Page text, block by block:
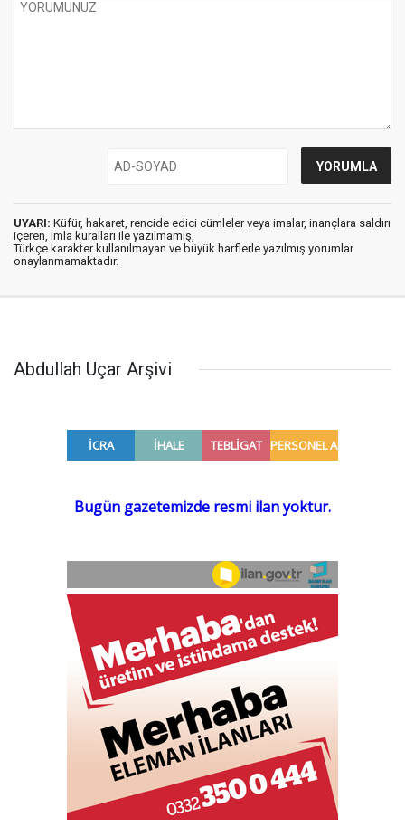
UYARI: Küfür, hakaret, rencide edici cümleler veya imalar, inançlara saldırı
içeren, imla kuralları ile yazılmamış,
Türkçe karakter kullanılmayan ve büyük harflerle yazılmış yorumlar
onaylanmamaktadır.
Abdullah Uçar Arşivi